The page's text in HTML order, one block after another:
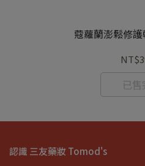
蔻蘿蘭澎鬆修
已售
認識 三友藥妝 Tomod's